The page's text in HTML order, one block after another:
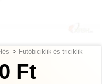
> Futóbiciklik és triciklik
Ft